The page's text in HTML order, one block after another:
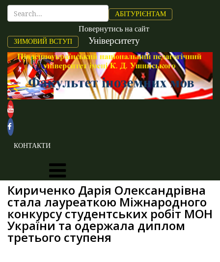
АБІТУРІЄНТАМ
ЗИМОВИЙ ВСТУП
Повернутись на сайт
Університету
КОНТАКТИ
Кириченко Дарія Олександрівна
стала лауреаткою Міжнародного
конкурсу студентських робіт МОН
України та одержала диплом
третього ступеня